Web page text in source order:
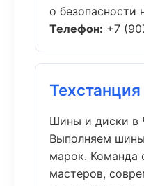
о безопасности
Телефон: +7
Шины и диски в
Выполняем
марок. Команда
мастеров,